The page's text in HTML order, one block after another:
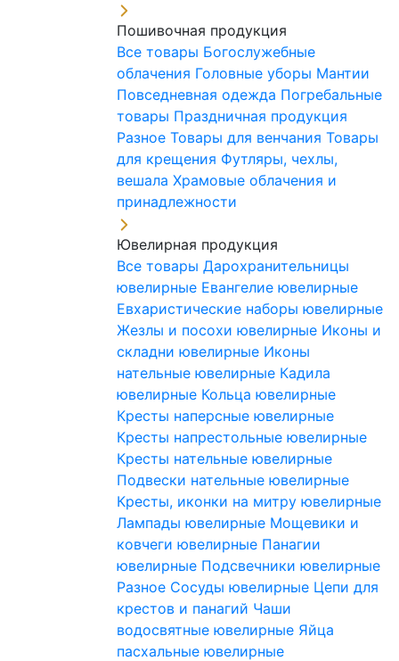
Пошивочная продукция
Все товары Богослужебные
облачения Головные уборы Мантии
Повседневная одежда Погребальные
товары Праздничная продукция
Разное Товары для венчания Товары
для крещения Футляры, чехлы,
вешала Храмовые облачения и
принадлежности
Ювелирная продукция
Все товары Дарохранительницы
ювелирные Евангелие ювелирные
Евхаристические наборы ювелирные
Жезлы и посохи ювелирные Иконы и
складни ювелирные Иконы
нательные ювелирные Кадила
ювелирные Кольца ювелирные
Кресты наперсные ювелирные
Кресты напрестольные ювелирные
Кресты нательные ювелирные
Подвески нательные ювелирные
Кресты, иконки на митру ювелирные
Лампады ювелирные Мощевики и
ковчеги ювелирные Панагии
ювелирные Подсвечники ювелирные
Разное Сосуды ювелирные Цепи для
крестов и панагий Чаши
водосвятные ювелирные Яйца
пасхальные ювелирные